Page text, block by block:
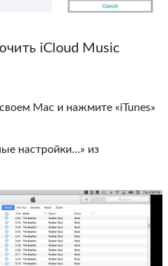
iCloud Music
Mac и нажмите «iTunes»
настройки…» из